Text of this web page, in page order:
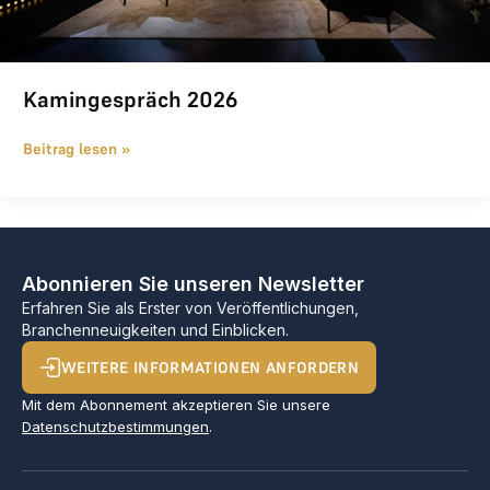
Kamingespräch 2026
Beitrag lesen »
Abonnieren Sie unseren Newsletter
Erfahren Sie als Erster von Veröffentlichungen,
Branchenneuigkeiten und Einblicken.
WEITERE INFORMATIONEN ANFORDERN
Mit dem Abonnement akzeptieren Sie unsere
Datenschutzbestimmungen.